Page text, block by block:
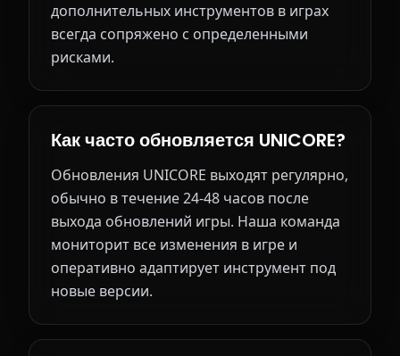
дополнительных инструментов в играх
всегда сопряжено с определенными
рисками.
Как часто обновляется UNICORE?
Обновления UNICORE выходят регулярно,
обычно в течение 24-48 часов после
выхода обновлений игры. Наша команда
мониторит все изменения в игре и
оперативно адаптирует инструмент под
новые версии.